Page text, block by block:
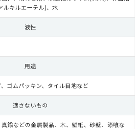
ルキルエーテル)、水
液性
用途
ゴムパッキン、タイル目地など
適さないもの
鍮などの金属製品、木、壁紙、砂壁、漆喰な